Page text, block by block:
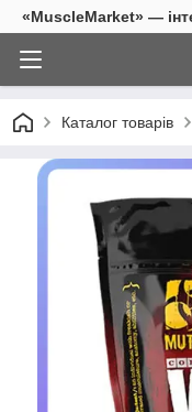
«MuscleMarket» —
Каталог товарів